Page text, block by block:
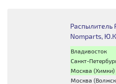
Распылитель
Nomparts,
Владивосток
Санкт-
Москва (Химки)
Москва